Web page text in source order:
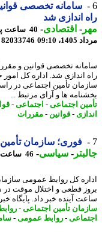
سامانه تخصصی قوانین
اندازی شد
-اقتصادی-
09:10
82033746
تخصصی قوانین و مقررات
اندازی شد. اداره کل امور
تأمین اجتماعی در
ها و آرای مرتبط ...
اجتماعی-اجتماعی-
- قوانین-مقررات
فوری؛ سازمان تأمین
-سیاسی-46 ساعت پیش - پنجشنبه 15 مرداد 1405، 03:27
کل روابط عمومی سازمان
آینده خبر داد. پایگاه خبری
تأمین اجتماعی-روابط
-روابط عمومی-سامانه